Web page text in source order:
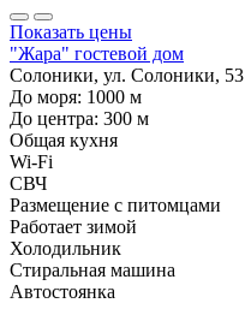
Показать цены
"Жара" гостевой дом
Солоники, ул. Солоники, 53
До моря: 1000 м
До центра: 300 м
Общая кухня
Wi-Fi
СВЧ
Размещение с питомцами
Работает зимой
Холодильник
Стиральная машина
Автостоянка